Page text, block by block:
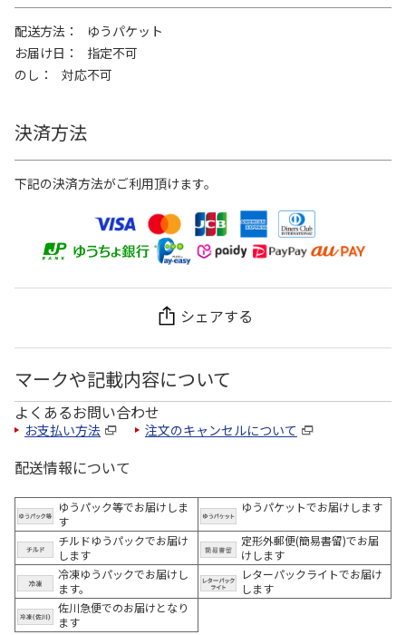
配送方法
ゆうパケット
お届け日
指定不可
のし
対応不可
決済方法
下記の決済方法がご利用頂けます。
シェアする
マークや記載内容について
よくあるお問い合わせ
お支払い方法 注文のキャンセルについて
配送情報について
ゆうパック等でお届けしま
す
ゆうパケットでお届けします
チルドゆうパックでお届け
します
定形外郵便(簡易書留)でお届
けします
冷凍ゆうパックでお届けし
ます。
レターパックライトでお届け
します
佐川急便でのお届けとなり
ます